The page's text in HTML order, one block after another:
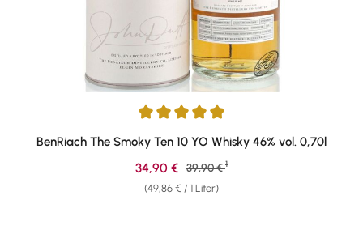
Durchschnittliche Bewertung von 5 von 5 Sternen
BenRiach The Smoky Ten 10 YO Whisky 46% vol. 0,70l
(49,86 € / 1 Liter)
Verkaufspreis:
34,90 € Regulärer Preis:
39,90 € 1